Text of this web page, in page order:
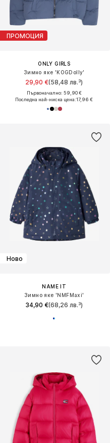
ПРОМОЦИЯ
ONLY GIRLS
Зимно яке 'KOGDolly'
29,90 €(58,48 лв.³)
Първоначално: 59,90 €
Последна най-ниска цена:17,96 €
Ново
NAME IT
Зимно яке 'NMFMaxi'
34,90 €(68,26 лв.³)